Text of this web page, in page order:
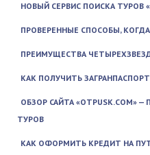
НОВЫЙ СЕРВИС ПОИСКА ТУРОВ
ПРОВЕРЕННЫЕ СПОСОБЫ,
ПРЕИМУЩЕСТВА
КАК ПОЛУЧИТЬ
ОБЗОР САЙТА
ТУРОВ
КАК ОФОРМИТЬ КРЕДИТ НА